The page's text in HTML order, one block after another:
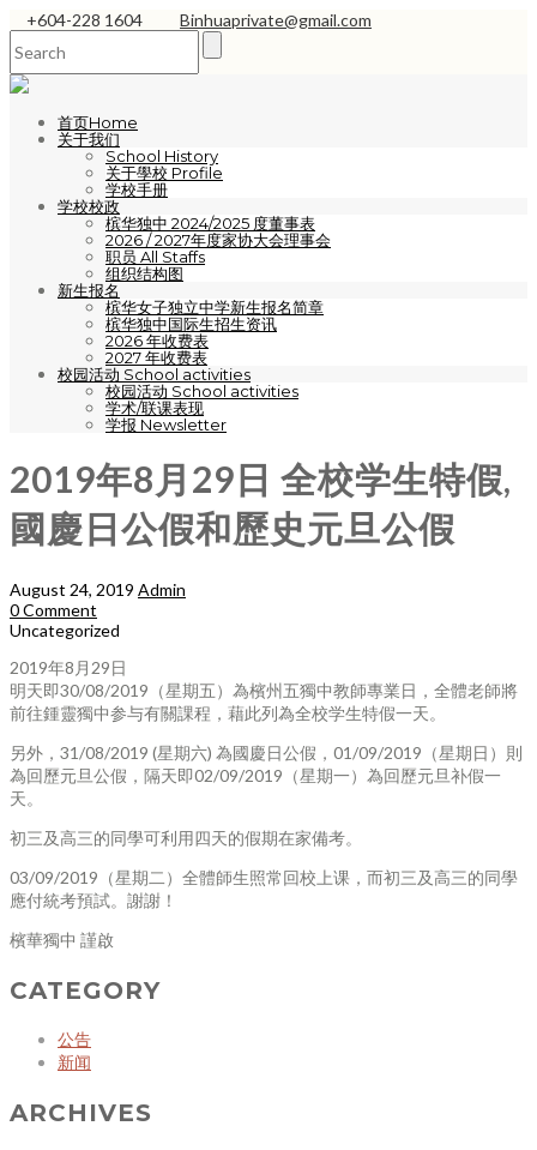
+604-228 1604 Binhuaprivate@gmail.com
首页Home
关于我们
School History
关于學校 Profile
学校手册
学校校政
槟华独中 2024/2025 度董事表
2026 / 2027年度家协大会理事会
职员 All Staffs
组织结构图
新生报名
槟华女子独立中学新生报名简章
槟华独中国际生招生资讯
2026 年收费表
2027 年收费表
校园活动 School activities
校园活动 School activities
学术/联课表现
学报 Newsletter
2019年8月29日 全校学生特假,
國慶日公假和歷史元旦公假
August 24, 2019 Admin
0 Comment
Uncategorized
2019年8月29日
明天即30/08/2019（星期五）為檳州五獨中教師專業日，全體老師將
前往鍾靈獨中参与有關課程，藉此列為全校学生特假一天。
另外，31/08/2019 (星期六) 為國慶日公假，01/09/2019（星期日）則
為回歷元旦公假，隔天即02/09/2019（星期一）為回歷元旦补假一
天。
初三及高三的同學可利用四天的假期在家備考。
03/09/2019（星期二）全體師生照常回校上课，而初三及高三的同學
應付統考預試。謝謝！
檳華獨中 謹啟
CATEGORY
公告
新闻
ARCHIVES